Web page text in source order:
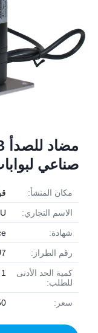
صناعي
مكان المنشأ:
الاسم التجاري:
شهادة:
رقم الطراز:
كمية الحد الأدنى
للطلب:
1 قطعة
سعر: